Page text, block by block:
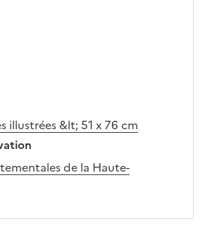
illustrées &lt; 51 x 76 cm
de la Haute-